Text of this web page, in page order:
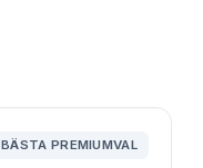
BÄSTA PREMIUMVAL